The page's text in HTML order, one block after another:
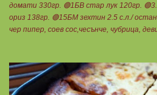
домати 330гр. 🟢1БВ стар лук 120гр.
ориз 138гр. 🟢15БМ зехтин 2.5 с.л./
чер пипер, соев сос,чесънче, чубрица,
чаша вода. Готви се на слаб огън докато
останалите подправки и се пълня
добавят се доматите, вода до средата